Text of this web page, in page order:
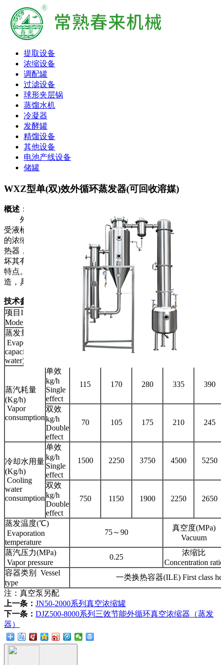
提取设备
浓缩设备
调配罐
过滤设备
球形夹层锅
蒸馏水机
冷凝器
发酵罐
精馏设备
其他设备
电池产线设备
储罐
WXZ型单(双)效外循环蒸发器(可回收溶媒)
概述：
外循环蒸发器主要由加热室、分离室、冷凝器、冷却器、
受液桶五个部分组成，可用于制药、食品、化工等行业对料液
的浓缩、蒸馏、回收有机溶媒等工艺；加热室为升膜式列管换
热器，整个系统是在负压状态下工作，故对热敏性物料不会破
坏其有效成份，具有生产能力大、效率高、物料受热时间短等
特点。本设备与物料接触部分均采用OCr18Ni9优质不锈钢制
造，具有良好的耐腐性能，经久耐用，符合药品卫生要求。
技术参数：
项目Item/型号
Model
WXZ100WXZ150 WXZ300
蒸发量(Kg/h清水)
Evaporation
capacity(clear
water)
100 150 300
蒸汽耗量
(Kg/h)
Vapor
consumption
单效
kg/h
Single
effect
115 170 280 335 390
双效
kg/h
Double
effect
70 105 175 210 245
冷却水用量
(Kg/h)
Cooling
water
consumption
单效
kg/h
Single
effect
1500 2250 3750 4500 5250
双效
kg/h
Double
effect
750 1150 1900 2250 2650
蒸发温度(℃)
Evaporation
temperature
75～90
真空度(MPa)
Vacuum
蒸汽压力(MPa)
Vapor pressure
0.25
浓缩比
Concentration
容器类别 Vessel
type
一类换热容器(ILE) First class
注：真空泵另配
上一条： JN50-2000系列真空浓缩罐
下一条： DJZ500-8000系列三效节能外循环真空浓缩器（蒸发
器）